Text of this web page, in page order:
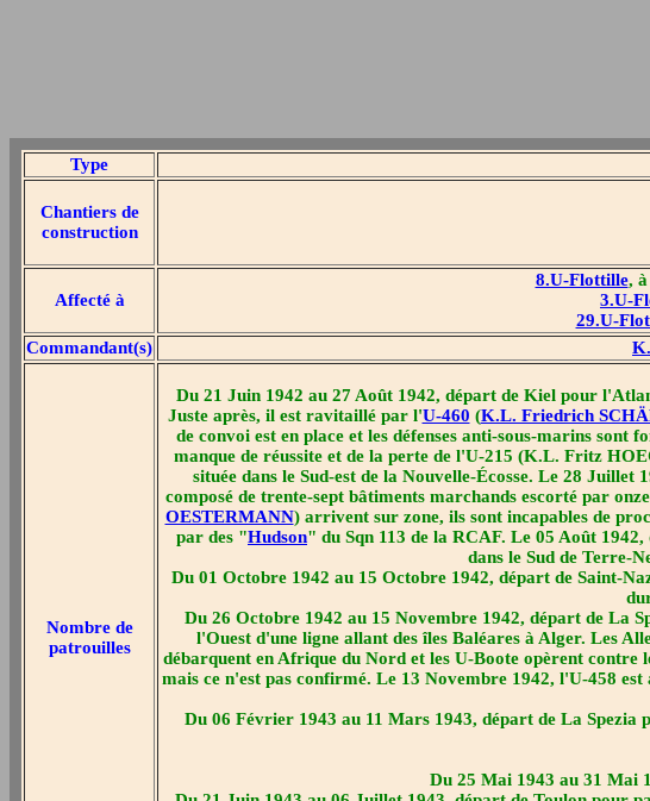
Type
Chantiers de
construction
Affecté à
8.U-Flottille,
3.U-
29.U-
Commandant(s)
Nombre de
patrouilles
Du 21 Juin 1942 au 27 Août 1942, départ de Kiel pour
Juste après, il est ravitaillé par l'U-460 (K.L. Friedrich
de convoi est en place et les défenses anti-sous-marins
manque de réussite et de la perte de l'U-215 (K.L. Fritz
située dans le Sud-est de la Nouvelle-Écosse. Le 28 Juillet
composé de trente-sept bâtiments marchands escorté par
OESTERMANN) arrivent sur zone, ils sont incapables de
par des "Hudson" du Sqn 113 de la RCAF. Le 05 Août
dans le Sud de Terre-
Du 01 Octobre 1942 au 15 Octobre 1942, départ de Saint-
Du 26 Octobre 1942 au 15 Novembre 1942, départ de La
l'Ouest d'une ligne allant des îles Baléares à Alger. Les
débarquent en Afrique du Nord et les U-Boote opèrent
mais ce n'est pas confirmé. Le 13 Novembre 1942, l'U-458
Du 06 Février 1943 au 11 Mars 1943, départ de La Spezia
Du 25 Mai 1943 au 31 Mai